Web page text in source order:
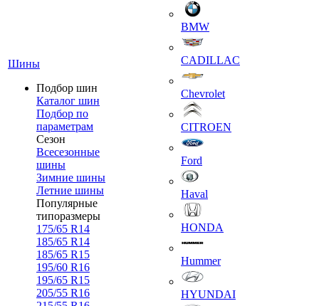
Шины
Подбор шин
Каталог шин
Подбор по
параметрам
Сезон
Всесезонные
шины
Зимние шины
Летние шины
Популярные
типоразмеры
175/65 R14
185/65 R14
185/65 R15
195/60 R16
195/65 R15
205/55 R16
BMW
CADILLAC
Chevrolet
CITROEN
Ford
Haval
HONDA
Hummer
HYUNDAI